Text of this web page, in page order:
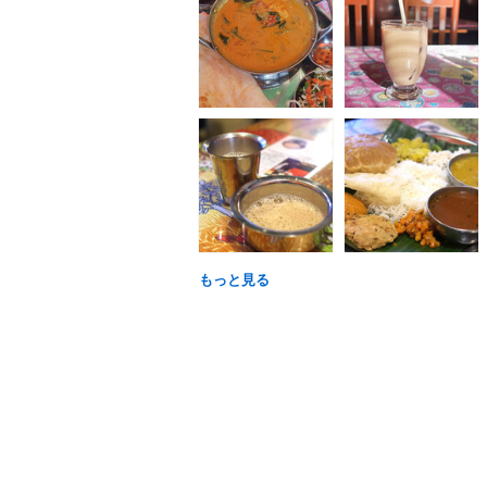
もっと見る